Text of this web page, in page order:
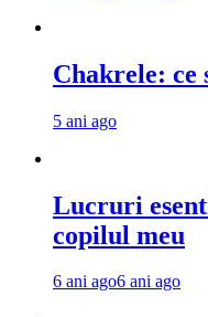
Chakrele: ce
5 ani ago
Lucruri
copilul meu
6 ani ago6 ani ago